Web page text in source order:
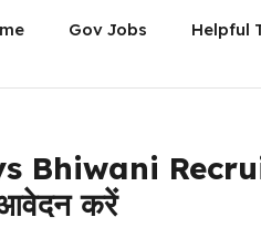
Gov Jobs Helpful
Bhiwani
करें